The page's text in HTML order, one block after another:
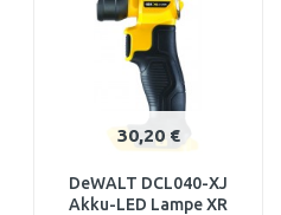
30,20 €
DeWALT DCL040-XJ
Akku-LED Lampe XR